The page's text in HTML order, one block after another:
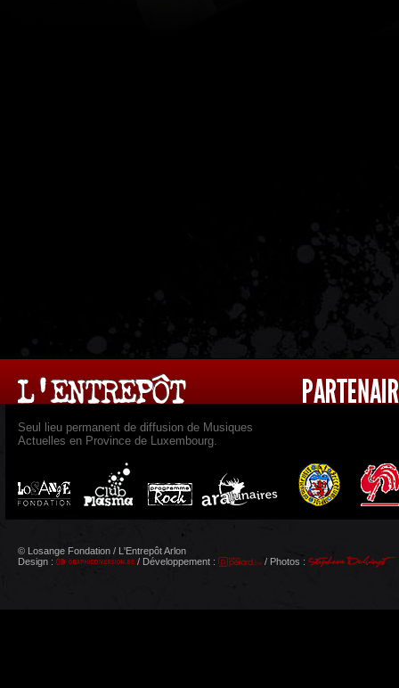
Seul lieu permanent de diffusion de Musiques
Actuelles en Province de Luxembourg.
© Losange Fondation / L'Entrepôt Arlon
Design :
/ Développement : / Photos :